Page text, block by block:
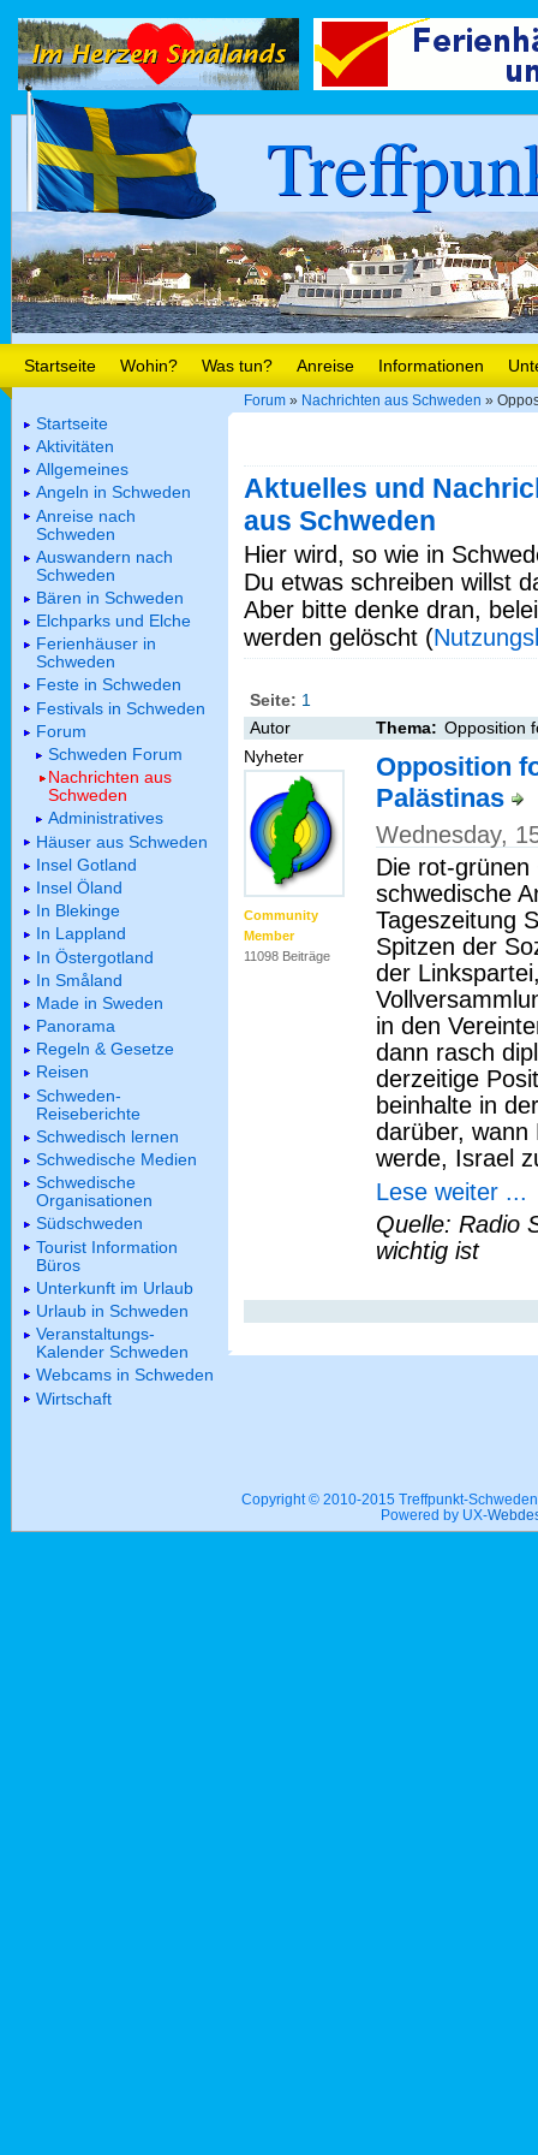
Startseite Wohin? Was tun? Anreise Informationen
Forum » Nachrichten aus Schweden »
Aktuelles und
aus Schweden
Hier wird, so wie in
Du etwas schreiben willst
Aber bitte denke dran,
werden gelöscht (
Seite: 1
Autor
Thema: Opposition
Nyheter
Community
Member
11098 Beiträge
Opposition
Palästinas
Wednesday,
Die rot-
schwedische
Tageszeitung
Spitzen der
der
in den
dann rasch
derzeitige
beinhalte in
darüber, wann
werde, Israel
Lese weiter ...
Quelle: Radio
wichtig ist
Startseite
Aktivitäten
Allgemeines
Angeln in Schweden
Anreise nach
Schweden
Auswandern nach
Schweden
Bären in Schweden
Elchparks und Elche
Ferienhäuser in
Schweden
Feste in Schweden
Festivals in Schweden
Forum
Schweden Forum
Nachrichten aus
Schweden
Administratives
Häuser aus Schweden
Insel Gotland
Insel Öland
In Blekinge
In Lappland
In Östergotland
In Småland
Made in Sweden
Panorama
Regeln & Gesetze
Reisen
Schweden-
Reiseberichte
Schwedisch lernen
Schwedische Medien
Schwedische
Organisationen
Südschweden
Tourist Information
Büros
Unterkunft im Urlaub
Urlaub in Schweden
Veranstaltungs-
Kalender Schweden
Webcams in Schweden
Wirtschaft
Copyright © 2010-2015 Treffpunkt-
Powered by UX-